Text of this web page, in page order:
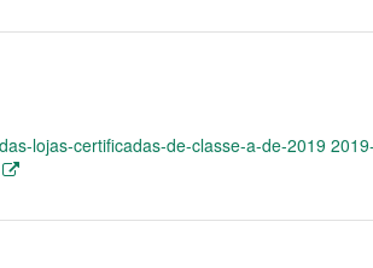
lojas-certificadas-de-classe-a-de-2019